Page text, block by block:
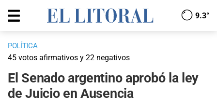
9.3°
POLÍTICA
45 votos afirmativos y 22 negativos
El Senado argentino aprobó la ley
de Juicio en Ausencia